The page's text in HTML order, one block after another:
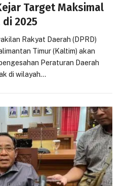
Target Maksimal
di 2025
Rakyat Daerah (DPRD)
Timur (Kaltim) akan
Peraturan Daerah
di wilayah…